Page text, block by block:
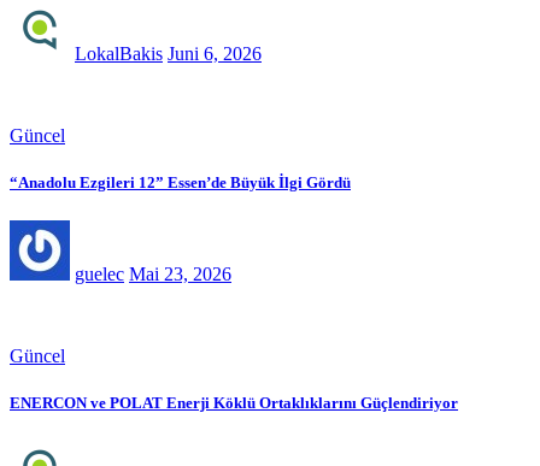
LokalBakis Juni 6, 2026
Güncel
“Anadolu Ezgileri 12” Essen’de Büyük İlgi Gördü
guelec Mai 23, 2026
Güncel
ENERCON ve POLAT Enerji Köklü Ortaklıklarını Güçlendiriyor